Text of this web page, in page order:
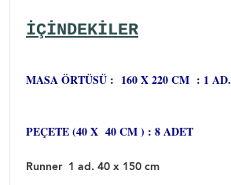
IÇINDEKILER
MASA ÖRTÜSÜ : 160 X 220 CM : 1 AD.
PEÇETE (40 X 40 CM ) : 8 ADET
Runner 1 ad. 40 x 150 cm